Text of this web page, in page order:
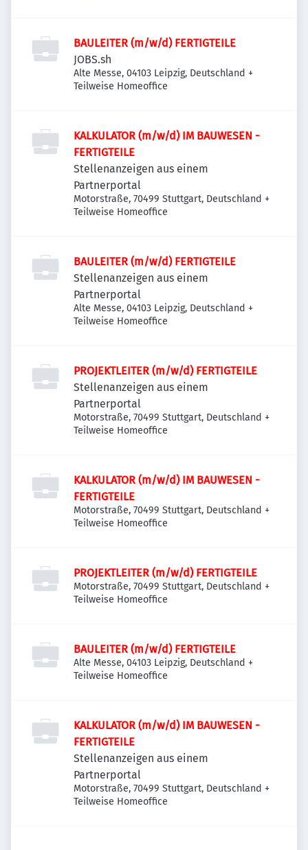
BAULEITER (m/w/d) FERTIGTEILE
JOBS.sh
Alte Messe, 04103 Leipzig, Deutschland +
Teilweise Homeoffice
KALKULATOR (m/w/d) IM BAUWESEN -
FERTIGTEILE
Stellenanzeigen aus einem
Partnerportal
Motorstraße, 70499 Stuttgart, Deutschland +
Teilweise Homeoffice
BAULEITER (m/w/d) FERTIGTEILE
Stellenanzeigen aus einem
Partnerportal
Alte Messe, 04103 Leipzig, Deutschland +
Teilweise Homeoffice
PROJEKTLEITER (m/w/d) FERTIGTEILE
Stellenanzeigen aus einem
Partnerportal
Motorstraße, 70499 Stuttgart, Deutschland +
Teilweise Homeoffice
KALKULATOR (m/w/d) IM BAUWESEN -
FERTIGTEILE
Motorstraße, 70499 Stuttgart, Deutschland +
Teilweise Homeoffice
PROJEKTLEITER (m/w/d) FERTIGTEILE
Motorstraße, 70499 Stuttgart, Deutschland +
Teilweise Homeoffice
BAULEITER (m/w/d) FERTIGTEILE
Alte Messe, 04103 Leipzig, Deutschland +
Teilweise Homeoffice
KALKULATOR (m/w/d) IM BAUWESEN -
FERTIGTEILE
Stellenanzeigen aus einem
Partnerportal
Motorstraße, 70499 Stuttgart, Deutschland +
Teilweise Homeoffice